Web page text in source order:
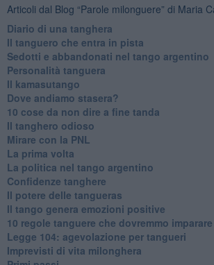
Articoli dal Blog “Parole milonguere” di Maria
Diario di una tanghera
Il tanguero che entra in pista
Sedotti e abbandonati nel tango argentino
Personalità tanguera
Il kamasutango
Dove andiamo stasera?
10 cose da non dire a fine tanda
Il tanghero odioso
Mirare con la PNL
La prima volta
La politica nel tango argentino
Confidenze tanghere
Il potere delle tangueras
Il tango genera emozioni positive
10 regole tanguere che dovremmo imparare
Legge 104: agevolazione per tangueri
Imprevisti di vita milonghera